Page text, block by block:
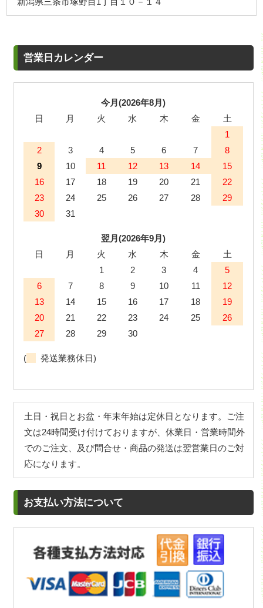
営業日カレンダー
今月(2026年8月)
日
月 火 水 木 金
土
1
2
3 4 5 6 7
8
9
10 11 12 13 14
15
16
17 18 19 20 21
22
23
24 25 26 27 28
29
30
31
翌月(2026年9月)
日
月 火 水 木 金
土
1
2 3 4
5
6
7 8 9 10 11
12
13
14 15 16 17 18
19
20
21 22 23 24 25
26
27
28 29 30
( 発送業務休日)
土日・祝日とお盆・年末年始は定休日となります。ご注
文は24時間受け付けておりますが、休業日・営業時間外
でのご注文、及び問合せ・商品の発送は翌営業日のご対
応になります。
お支払い方法について